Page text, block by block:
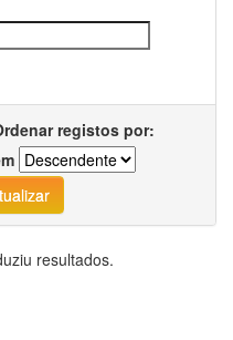
registos por:
resultados.